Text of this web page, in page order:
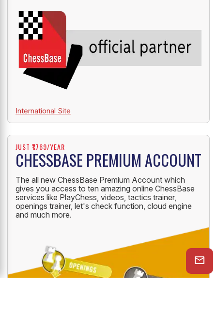
International Site
JUST ₹1769/YEAR
CHESSBASE PREMIUM ACCOUNT
The all new ChessBase Premium Account which
gives you access to ten amazing online ChessBase
services like PlayChess, videos, tactics trainer,
openings trainer, let's check function, cloud engine
and much more.